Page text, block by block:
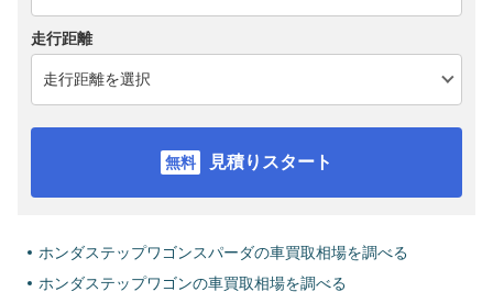
走行距離
見積りスタート
ホンダステップワゴンスパーダの車買取相場を調べる
ホンダステップワゴンの車買取相場を調べる